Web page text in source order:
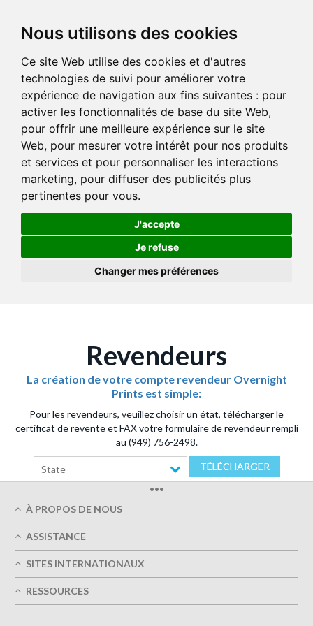
Nous utilisons des cookies
Ce site Web utilise des cookies et d'autres
technologies de suivi pour améliorer votre
expérience de navigation aux fins suivantes : pour
activer les fonctionnalités de base du site Web,
pour offrir une meilleure expérience sur le site
Web, pour mesurer votre intérêt pour nos produits
et services et pour personnaliser les interactions
marketing, pour diffuser des publicités plus
pertinentes pour vous.
J'accepte
Je refuse
Changer mes préférences
Revendeurs
La création de votre compte revendeur Overnight
Prints est simple:
Pour les revendeurs, veuillez choisir un état, télécharger le
certificat de revente et FAX votre formulaire de revendeur rempli
au (949) 756-2498.
State
TÉLÉCHARGER
•••
À PROPOS DE NOUS
Livraison dans les délais
Vert
Imprimer
Conditions Générales d'Utilisation
ASSISTANCE
FAQ
Contactez-nous
SITES INTERNATIONAUX
RESSOURCES